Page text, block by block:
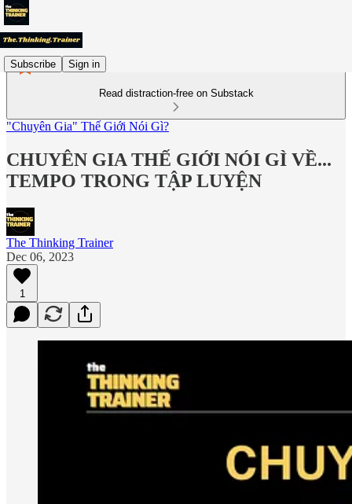
Subscribe Sign in
Read distraction-free on Substack
"Chuyên Gia" Thế Giới Nói Gì?
CHUYÊN GIA THẾ GIỚI NÓI GÌ VỀ...
TEMPO TRONG TẬP LUYỆN
The Thinking Trainer
Dec 06, 2023
1